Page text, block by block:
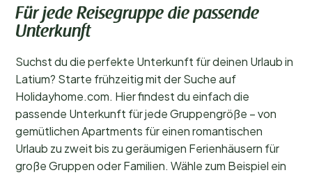
Für jede Reisegruppe die passende
Unterkunft
Suchst du die perfekte Unterkunft für deinen Urlaub in
Latium? Starte frühzeitig mit der Suche auf
Holidayhome.com. Hier findest du einfach die
passende Unterkunft für jede Gruppengröße – von
gemütlichen Apartments für einen romantischen
Urlaub zu zweit bis zu geräumigen Ferienhäusern für
große Gruppen oder Familien. Wähle zum Beispiel ein